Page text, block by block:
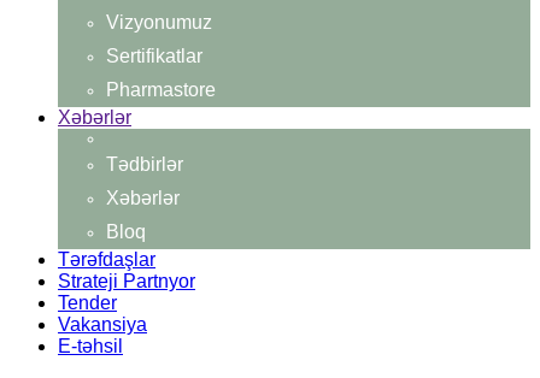
Vizyonumuz
Sertifikatlar
Pharmastore
Xəbərlər
Tədbirlər
Xəbərlər
Bloq
Tərəfdaşlar
Strateji Partnyor
Tender
Vakansiya
E-təhsil